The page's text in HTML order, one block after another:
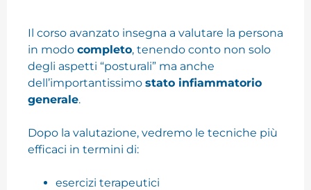
Il corso avanzato insegna a valutare la persona
in modo completo, tenendo conto non solo
degli aspetti “posturali” ma anche
dell’importantissimo stato infiammatorio
generale.
Dopo la valutazione, vedremo le tecniche più
efficaci in termini di:
esercizi terapeutici